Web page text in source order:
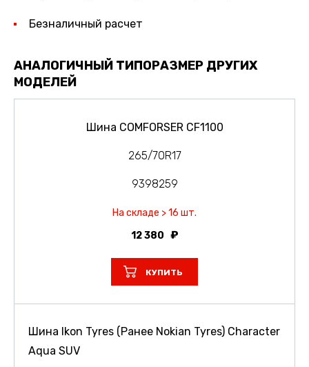
Безналичный расчет
АНАЛОГИЧНЫЙ ТИПОРАЗМЕР ДРУГИХ
МОДЕЛЕЙ
Шина COMFORSER CF1100
265/70R17
9398259
На складе > 16 шт.
12 380
КУПИТЬ
Шина Ikon Tyres (Ранее Nokian Tyres) Character
Aqua SUV